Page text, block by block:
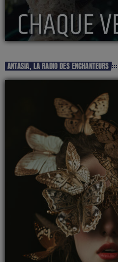
ANTASIA, LA RADIO DES ENCHANTEURS